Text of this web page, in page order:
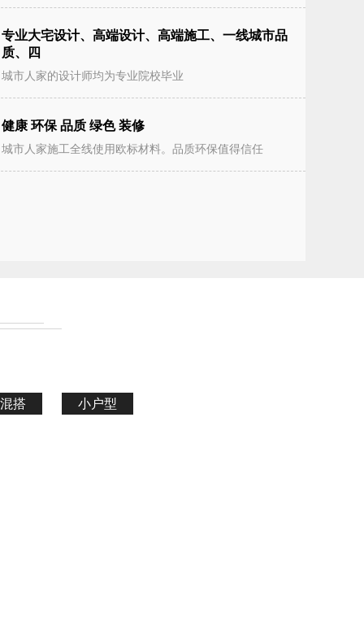
专业大宅设计、高端设计、高端施工、一线城市品
质、四
城市人家的设计师均为专业院校毕业
健康 环保 品质 绿色 装修
城市人家施工全线使用欧标材料。品质环保值得信任
混搭 小户型